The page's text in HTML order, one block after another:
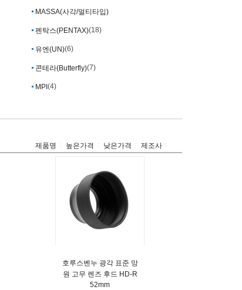
MASSA(사각/멀티타입)
펜탁스(PENTAX)(18)
유엔(UN)(6)
콘테라(Butterfly)(7)
MPI(4)
제품명 높은가격 낮은가격 제조사
호루스벤누 광각 표준 망
원 고무 렌즈 후드 HD-R
52mm